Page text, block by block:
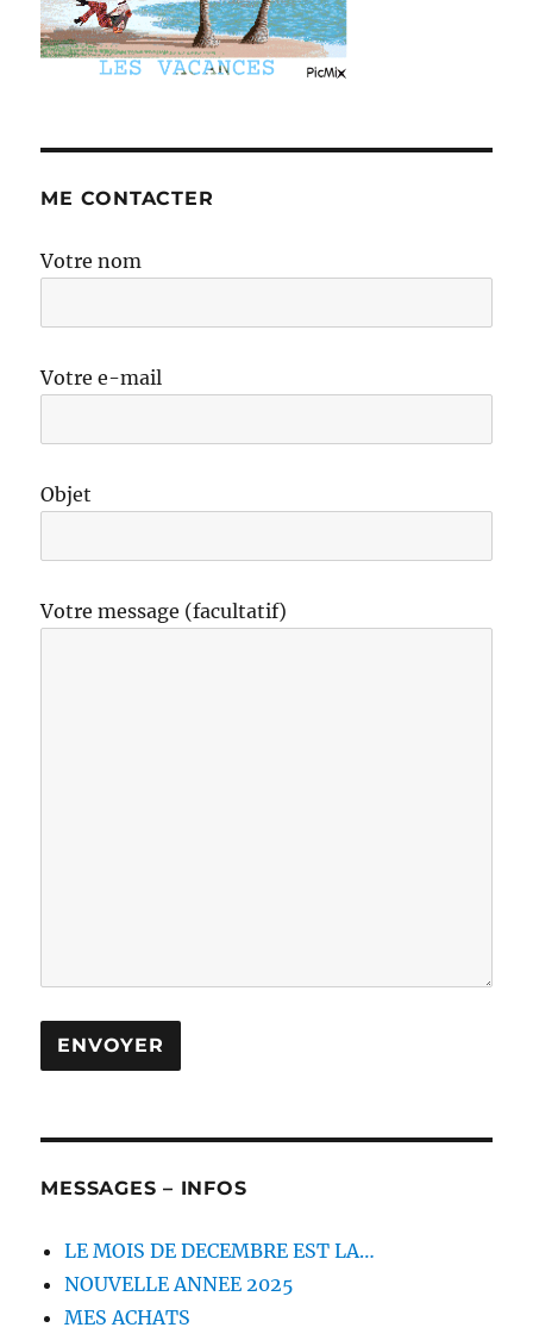
ME CONTACTER
Votre nom
Votre e-mail
Objet
Votre message (facultatif)
MESSAGES – INFOS
LE MOIS DE DECEMBRE EST LA…
NOUVELLE ANNEE 2025
MES ACHATS